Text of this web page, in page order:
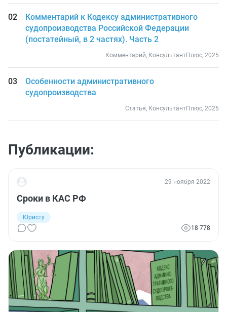
Комментарий к Кодексу административного
судопроизводства Российской Федерации
(постатейный, в 2 частях). Часть 2
Комментарий, КонсультантПлюс, 2025
Особенности административного
судопроизводства
Статья, КонсультантПлюс, 2025
Публикации:
29 ноября 2022
Сроки в КАС РФ
Юристу
18 778